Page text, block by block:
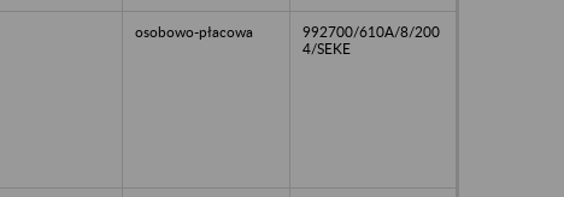
osobowo-płacowa
992700/610A/8/200
4/SEKE